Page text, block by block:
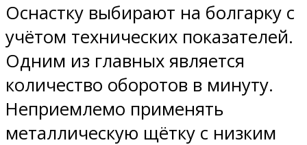
Оснастку выбирают на болгарку с
учётом технических показателей.
Одним из главных является
количество оборотов в минуту.
Неприемлемо применять
металлическую щётку с низким